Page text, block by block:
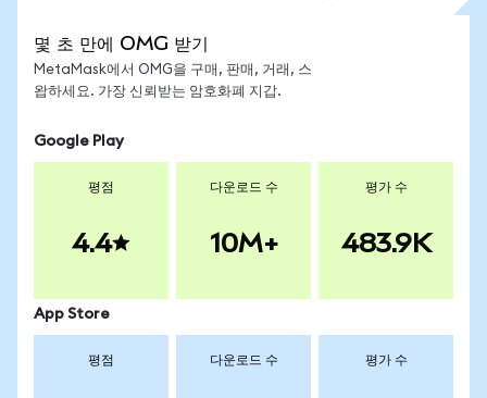
몇 초 만에 OMG 받기
MetaMask에서 OMG을 구매, 판매, 거래, 스
왑하세요. 가장 신뢰받는 암호화폐 지갑.
Google Play
평점
4.4
다운로드 수
10M+
평가 수
483.9K
App Store
평점 다운로드 수 평가 수